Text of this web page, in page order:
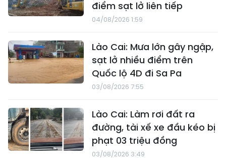
điểm sạt lở liên tiếp
04/08/2026 1:59
Lào Cai: Mưa lớn gây ngập,
sạt lở nhiều điểm trên
Quốc lộ 4D đi Sa Pa
03/08/2026 7:55
Lào Cai: Làm rơi đất ra
đường, tài xế xe đầu kéo bị
phạt 03 triệu đồng
03/08/2026 3:49